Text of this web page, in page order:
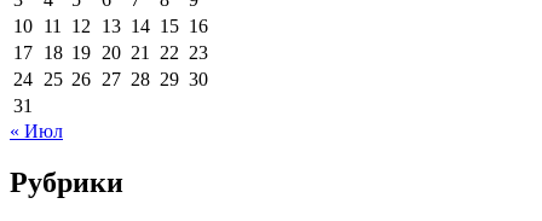
10 11 12 13 14 15 16
17 18 19 20 21 22 23
24 25 26 27 28 29 30
31
« Июл
Рубрики